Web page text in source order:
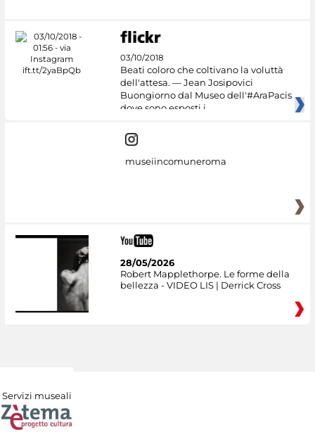
03/10/2018
Beati coloro che coltivano la voluttà
dell'attesa. — Jean Josipovici
Buongiorno dal Museo dell'#AraPacis
dove sono esposti i
museiincomuneroma
28/05/2026
Robert Mapplethorpe. Le forme della
bellezza - VIDEO LIS | Derrick Cross
Servizi museali